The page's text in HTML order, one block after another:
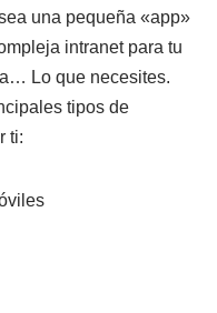
una pequeña «app»
intranet para tu
Lo que necesites.
tipos de
ti: